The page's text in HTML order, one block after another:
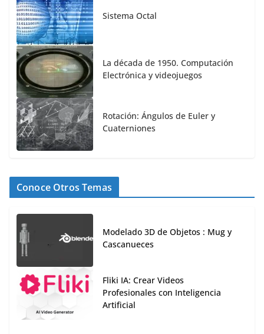
Sistema Octal
La década de 1950. Computación
Electrónica y videojuegos
Rotación: Ángulos de Euler y
Cuaterniones
Conoce Otros Temas
Modelado 3D de Objetos : Mug y
Cascanueces
Fliki IA: Crear Videos
Profesionales con Inteligencia
Artificial